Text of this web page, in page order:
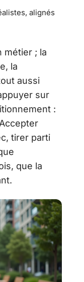
alignés
métier ; la
la
aussi
sur
:
tirer parti
que la